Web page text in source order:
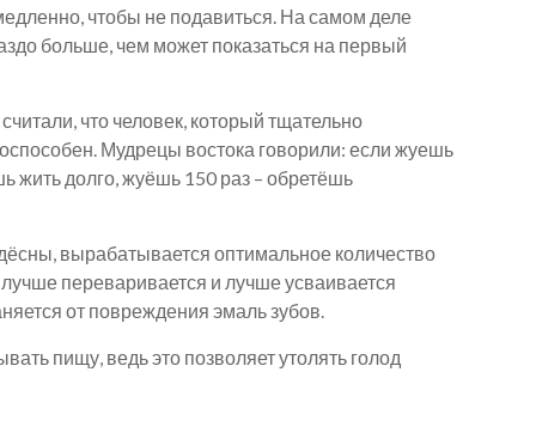
чтобы не подавиться. На самом деле
больше, чем может показаться на первый
что человек, который тщательно
Мудрецы востока говорили: если жуешь
жить долго, жуёшь 150 раз – обретёшь
вырабатывается оптимальное количество
переваривается и лучше усваивается
от повреждения эмаль зубов.
пищу, ведь это позволяет утолять голод